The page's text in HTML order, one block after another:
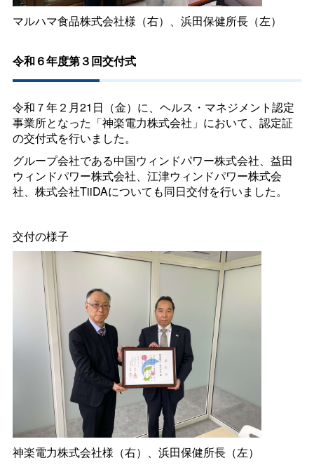
マルハマ食品株式会社様（右）、浜田保健所長（左）
令和６年度第３回交付式
令和７年２月21日（金）に、ヘルス・マネジメント認定
事業所となった「神楽電力株式会社」において、認定証
の交付式を行いました。
グループ会社である中国ウィンドパワー株式会社、益田
ウィンドパワー株式会社、江津ウィンドパワー株式会
社、株式会社TiiDAについても同日交付を行いました。
交付の様子
神楽電力株式会社様（右）、浜田保健所長（左）